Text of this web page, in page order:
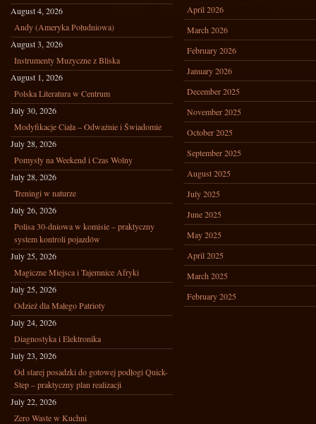
August 4, 2026
Andy (Ameryka Południowa)
August 3, 2026
Instrumenty Muzyczne z Bliska
August 1, 2026
Polska Literatura w Centrum
July 30, 2026
Modyfikacje Ciała – Odważnie i Świadomie
July 28, 2026
Pomysły na Weekend i Czas Wolny
July 28, 2026
Treningi w naturze
July 26, 2026
Polisa 30-dniowa w komisie – praktyczny
system kontroli pojazdów
July 25, 2026
Magiczne Miejsca i Tajemnice Afryki
July 25, 2026
Odzież dla Małego Patrioty
July 24, 2026
Diagnostyka i Elektronika
July 23, 2026
Od starej posadzki do gotowej podłogi Quick-
Step – praktyczny plan realizacji
July 22, 2026
Zero Waste w Kuchni
April 2026
March 2026
February 2026
January 2026
December 2025
November 2025
October 2025
September 2025
August 2025
July 2025
June 2025
May 2025
April 2025
March 2025
February 2025